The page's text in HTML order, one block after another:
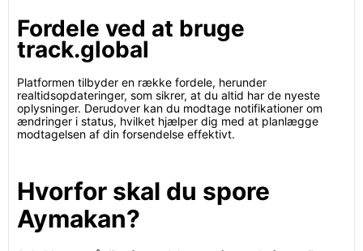
Fordele ved at bruge
track.global
Platformen tilbyder en række fordele, herunder
realtidsopdateringer, som sikrer, at du altid har de nyeste
oplysninger. Derudover kan du modtage notifikationer om
ændringer i status, hvilket hjælper dig med at planlægge
modtagelsen af din forsendelse effektivt.
Hvorfor skal du spore
Aymakan?